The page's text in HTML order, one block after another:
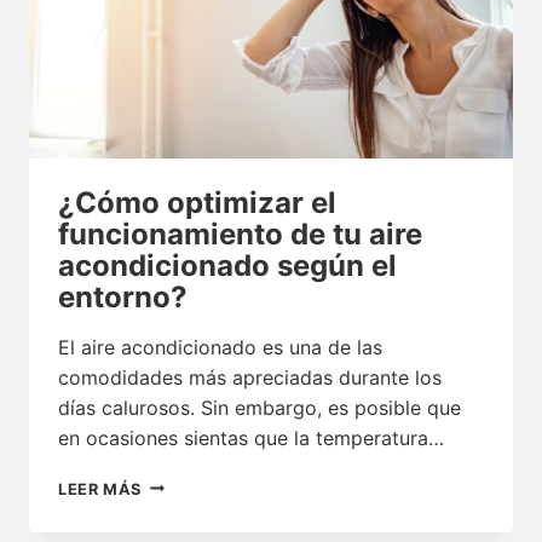
¿Cómo optimizar el
funcionamiento de tu aire
acondicionado según el
entorno?
El aire acondicionado es una de las
comodidades más apreciadas durante los
días calurosos. Sin embargo, es posible que
en ocasiones sientas que la temperatura…
LEER MÁS ¿CÓMO